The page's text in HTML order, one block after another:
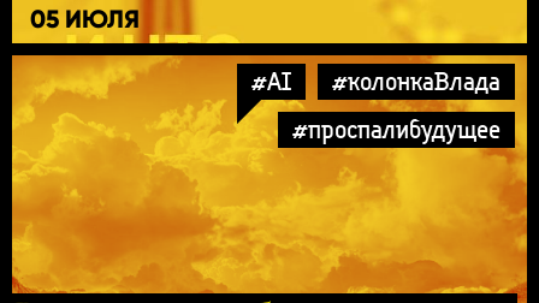
05 ИЮЛЯ
#AI
#колонкаВлада
#проспалибудущее